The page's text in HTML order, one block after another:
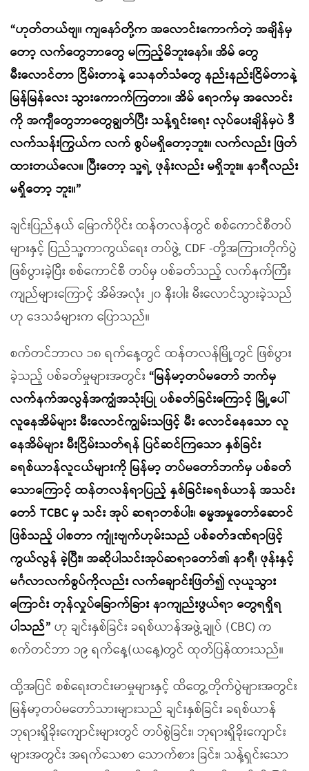
“ဟုတ်တယ်ဗျ။ ကျနော်တို့က အလောင်းကောက်တဲ့ အချိန်မှ
တော့ လက်တွေဘာတွေ မကြည့်မိဘူးနော်။ အိမ် တွေ
မီးလောင်တာ ငြိမ်းတာနဲ့ သေနတ်သံတွေ နည်းနည်းငြိမ်တာနဲ့
မြန်မြန်လေး သွားကောက်ကြတာ။ အိမ် ရောက်မှ အလောင်း
ကို အကျီတွေဘာတွေချွတ်ပြီး သန့်ရှင်းရေး လုပ်ပေးချိန်မှပဲ ဒီ
လက်သန်းကြွယ်က လက် စွပ်မရှိတော့ဘူး။ လက်လည်း ဖြတ်
ထားတယ်လေ။ ပြီးတော့ သူ့ရဲ့ ဖုန်းလည်း မရှိဘူး။ နာရီလည်း
မရှိတော့ ဘူး။”
ချင်းပြည်နယ် မြောက်ပိုင်း ထန်တလန်တွင် စစ်ကောင်စီတပ်
များနှင့် ပြည်သူ့ကာကွယ်ရေး တပ်ဖွဲ့ CDF -တို့အကြားတိုက်ပွဲ
ဖြစ်ပွားခဲ့ပြီး စစ်ကောင်စီ တပ်မှ ပစ်ခတ်သည့် လက်နက်ကြီး
ကျည်များကြောင့် အိမ်အလုံး ၂၀ နီးပါး မီးလောင်သွားခဲ့သည်
ဟု ဒေသခံများက ပြောသည်။
စက်တင်ဘာလ ၁၈ ရက်နေ့တွင် ထန်တလန်မြို့တွင် ဖြစ်ပွား
ခဲ့သည့် ပစ်ခတ်မှုများအတွင်း “မြန်မာ့တပ်မတော် ဘက်မှ
လက်နက်အလွန်အကျွံအသုံးပြု ပစ်ခတ်ခြင်းကြောင့် မြို့ပေါ်
လူနေအိမ်များ မီးလောင်ကျွမ်းသဖြင့် မီး လောင်နေသော လူ
နေအိမ်များ မီးငြိမ်းသတ်ရန် ပြင်ဆင်ကြသော နှစ်ခြင်း
ခရစ်ယာန်လူငယ်များကို မြန်မာ့ တပ်မတော်ဘက်မှ ပစ်ခတ်
သောကြောင့် ထန်တလန်ရာပြည့် နှစ်ခြင်းခရစ်ယာန် အသင်း
တော် TCBC မှ သင်း အုပ် ဆရာတစ်ပါး၊ ဓမ္မအမှုတော်ဆောင်
ဖြစ်သည့် ပါစတာ ကျုံးဗျက်ဟုမ်းသည် ပစ်ခတ်ဒဏ်ရာဖြင့်
ကွယ်လွန် ခဲ့ပြီး၊ အဆိုပါသင်းအုပ်ဆရာတော်၏ နာရီ၊ ဖုန်းနှင့်
မင်္ဂလာလက်စွပ်ကိုလည်း လက်ချောင်းဖြတ်၍ လုယူသွား
ကြောင်း တုန်လှုပ်ခြောက်ခြား နာကျည်းဖွယ်ရာ တွေရရှိရ
ပါသည်” ဟု ချင်းနှစ်ခြင်း ခရစ်ယာန်အဖွဲ့ချုပ် (CBC) က
စက်တင်ဘာ ၁၉ ရက်နေ့(ယနေ့)တွင် ထုတ်ပြန်ထားသည်။
ထို့အပြင် စစ်ရေးတင်းမာမှုများနှင့် ထိတွေ့တိုက်ပွဲများအတွင်း
မြန်မာ့တပ်မတော်သားများသည် ချင်းနှစ်ခြင်း ခရစ်ယာန်
ဘုရားရှိခိုးကျောင်းများတွင် တပ်စွဲခြင်း၊ ဘုရားရှိခိုးကျောင်း
များအတွင်း အရက်သေစာ သောက်စား ခြင်း၊ သန့်ရှင်းသော